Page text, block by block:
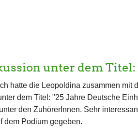
unter dem Titel:
hatte die Leopoldina zusammen mit
dem Titel: "25 Jahre Deutsche
den ZuhörerInnen. Sehr
dem Podium gegeben.